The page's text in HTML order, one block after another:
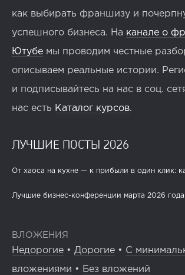
как выбирать франшизу и
успешного бизнеса. На канале о
Ютубе мы проводим честные
описываем реальные истории.
и подписывайтесь на нас в соц.
нас есть Каталог курсов.
ЛУЧШИЕ ПОСТЫ 2026
От хаоса на кухне — к прибыли в один клик:
Лучшие бизнес-конференции марта 2026
ВЛОЖЕНИЯ
Недорогие • Дорогие • С
вложениями • Без вложений